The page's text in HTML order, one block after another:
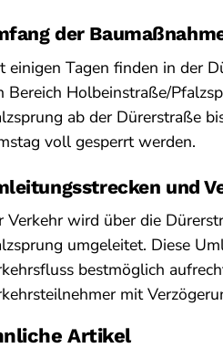
der
einigen Tagen finden in der
Bereich Holbeinstraße/
ab der Dürerstraße
voll gesperrt werden.
und
Verkehr wird über die
umgeleitet. Diese
bestmöglich
mit
Artikel